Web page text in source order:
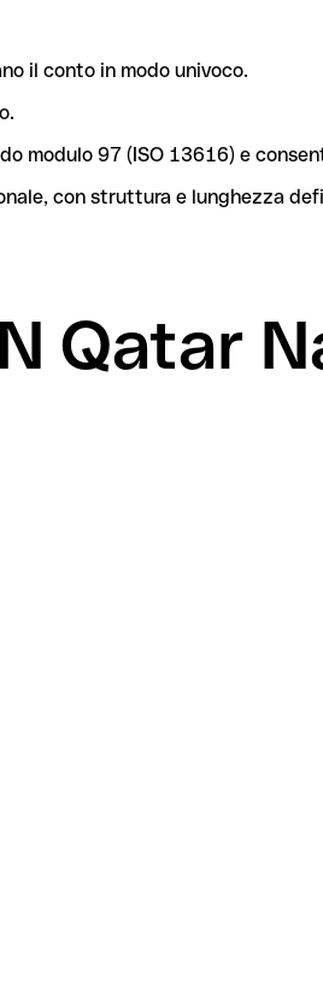
il conto in modo univoco.
modulo 97 (ISO 13616) e
con struttura e lunghezza
Qatar